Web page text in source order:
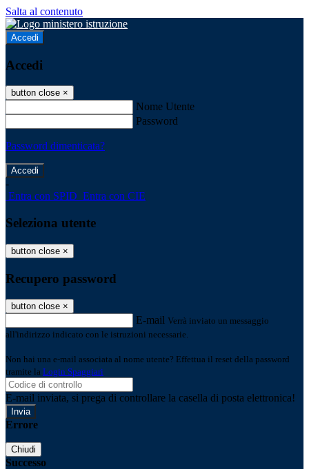
Salta al contenuto
Accedi
Accedi
button close ×
Nome Utente
Password
Password dimenticata?
-
Entra con SPID Entra con CIE
Seleziona utente
button close ×
Recupero password
button close ×
E-mail Verrà inviato un messaggio
all'indirizzo indicato con le istruzioni necessarie.
Non hai una e-mail associata al nome utente? Effettua il reset della password
tramite la Login Spaggiari
E-mail inviata, si prega di controllare la casella di posta elettronica!
Errore
Chiudi
Successo